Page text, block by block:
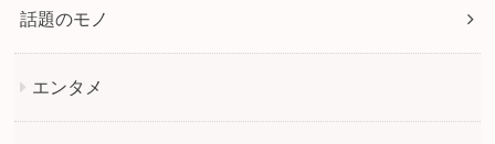
話題のモノ
エンタメ